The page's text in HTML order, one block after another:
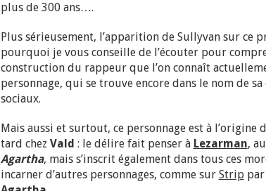
plus de 300 ans….
Plus sérieusement, l’apparition de Sullyvan sur ce
pourquoi je vous conseille de l’écouter pour
construction du rappeur que l’on connaît
personnage, qui se trouve encore dans le nom de
sociaux.
Mais aussi et surtout, ce personnage est à
tard chez Vald : le délire fait penser à Lezarman,
Agartha, mais s’inscrit également dans tous ces
incarner d’autres personnages, comme sur Strip